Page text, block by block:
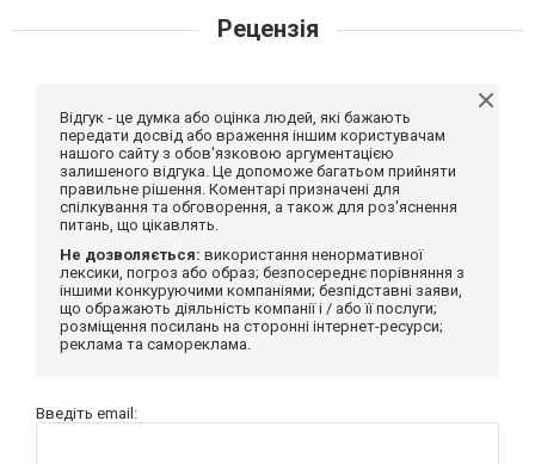
Рецензія
Відгук - це думка або оцінка людей, які бажають
передати досвід або враження іншим користувачам
нашого сайту з обов'язковою аргументацією
залишеного відгука. Це допоможе багатьом прийняти
правильне рішення. Коментарі призначені для
спілкування та обговорення, а також для роз'яснення
питань, що цікавлять.
Не дозволяється: використання ненормативної
лексики, погроз або образ; безпосереднє порівняння з
іншими конкуруючими компаніями; безпідставні заяви,
що ображають діяльність компанії і / або її послуги;
розміщення посилань на сторонні інтернет-ресурси;
реклама та самореклама.
Введіть email: